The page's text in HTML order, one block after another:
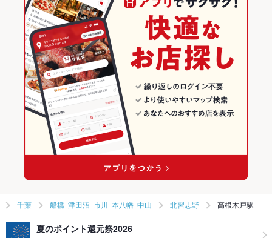
千葉 船橋･津田沼･市川･本八幡･中山 北習志野 高根木戸駅
夏のポイント還元祭2026